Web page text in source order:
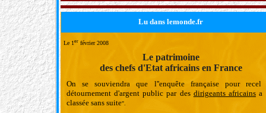
Lu dans lemonde.fr
Le 1erfévrier 2008
Le patrimoine
des chefs d'Etat africains en France
On se souviendra que l''enquête française pour recel
détournement d'argent public par des dirigeants africains a
classée sans suite".